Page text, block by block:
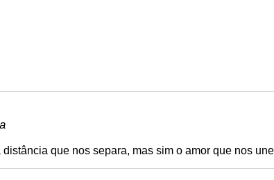
distância que nos separa, mas sim o amor que nos